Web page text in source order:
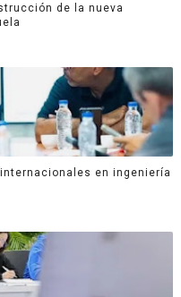
de la nueva
en ingeniería